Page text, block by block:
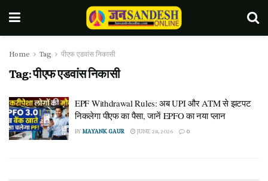
Home Tag पीएफ एडवांस निकासी
Tag:पीएफ एडवांस निकासी
EPF Withdrawal Rules: अब UPI और ATM से झटपट
निकलेगा पीएफ का पैसा, जानें EPFO का नया प्लान
BYMAYANK GAUR JUNE 28, 2026 0